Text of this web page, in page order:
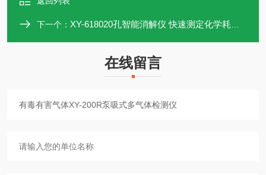
下一个： XY-618020孔智能消解仪 快速测定化学耗氧量
在线留言